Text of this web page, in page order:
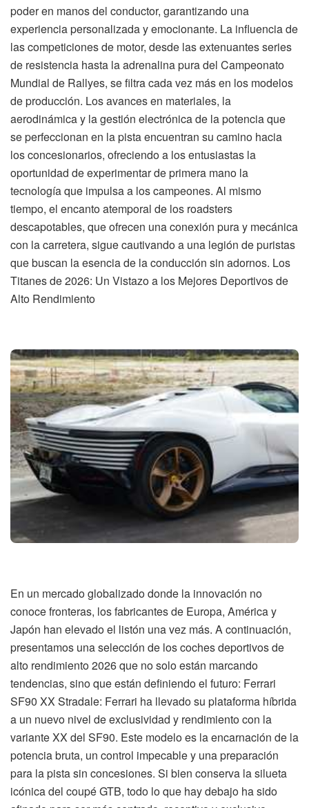
poder en manos del conductor, garantizando una
experiencia personalizada y emocionante. La influencia de
las competiciones de motor, desde las extenuantes series
de resistencia hasta la adrenalina pura del Campeonato
Mundial de Rallyes, se filtra cada vez más en los modelos
de producción. Los avances en materiales, la
aerodinámica y la gestión electrónica de la potencia que
se perfeccionan en la pista encuentran su camino hacia
los concesionarios, ofreciendo a los entusiastas la
oportunidad de experimentar de primera mano la
tecnología que impulsa a los campeones. Al mismo
tiempo, el encanto atemporal de los roadsters
descapotables, que ofrecen una conexión pura y mecánica
con la carretera, sigue cautivando a una legión de puristas
que buscan la esencia de la conducción sin adornos. Los
Titanes de 2026: Un Vistazo a los Mejores Deportivos de
Alto Rendimiento
En un mercado globalizado donde la innovación no
conoce fronteras, los fabricantes de Europa, América y
Japón han elevado el listón una vez más. A continuación,
presentamos una selección de los coches deportivos de
alto rendimiento 2026 que no solo están marcando
tendencias, sino que están definiendo el futuro: Ferrari
SF90 XX Stradale: Ferrari ha llevado su plataforma híbrida
a un nuevo nivel de exclusividad y rendimiento con la
variante XX del SF90. Este modelo es la encarnación de la
potencia bruta, un control impecable y una preparación
para la pista sin concesiones. Si bien conserva la silueta
icónica del coupé GTB, todo lo que hay debajo ha sido